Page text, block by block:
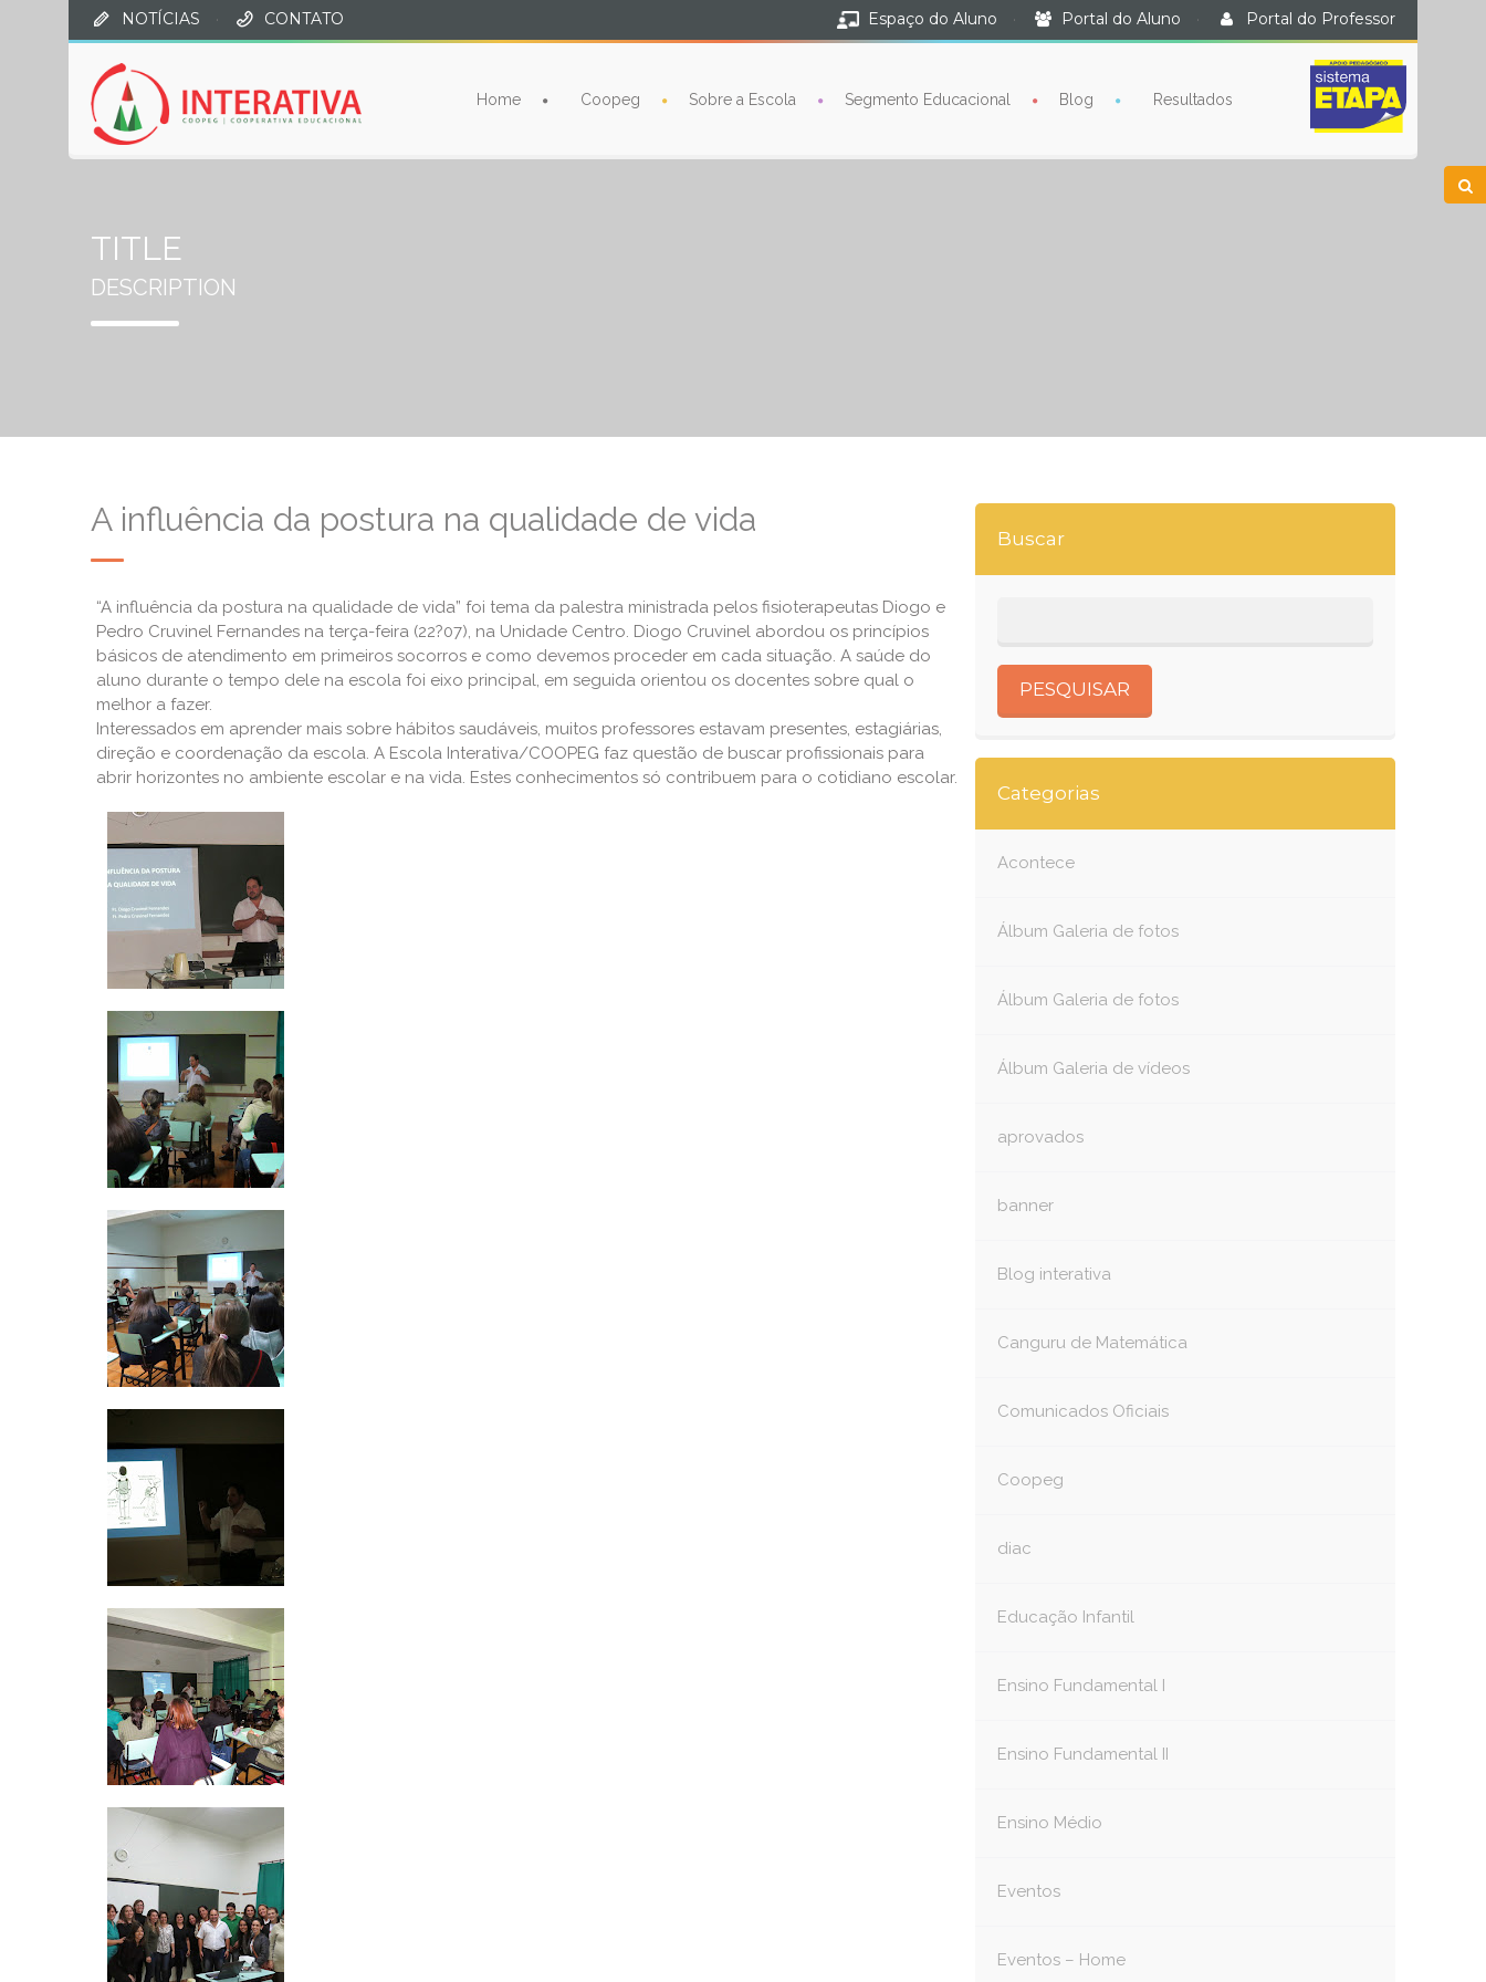
NOTÍCIAS · CONTATO Espaço do Aluno · Portal do Aluno · Portal do Professor
Home Coopeg Sobre a Escola Segmento Educacional Blog Resultados
TITLE
DESCRIPTION
A influência da postura na qualidade de vida
“A influência da postura na qualidade de vida” foi tema da palestra ministrada pelos fisioterapeutas Diogo e
Pedro Cruvinel Fernandes na terça-feira (22?07), na Unidade Centro. Diogo Cruvinel abordou os princípios
básicos de atendimento em primeiros socorros e como devemos proceder em cada situação. A saúde do
aluno durante o tempo dele na escola foi eixo principal, em seguida orientou os docentes sobre qual o
melhor a fazer.
Interessados em aprender mais sobre hábitos saudáveis, muitos professores estavam presentes, estagiárias,
direção e coordenação da escola. A Escola Interativa/COOPEG faz questão de buscar profissionais para
abrir horizontes no ambiente escolar e na vida. Estes conhecimentos só contribuem para o cotidiano escolar.
Buscar
Categorias
Acontece
Álbum Galeria de fotos
Álbum Galeria de fotos
Álbum Galeria de vídeos
aprovados
banner
Blog interativa
Canguru de Matemática
Comunicados Oficiais
Coopeg
diac
Educação Infantil
Ensino Fundamental I
Ensino Fundamental II
Ensino Médio
Eventos
Eventos – Home